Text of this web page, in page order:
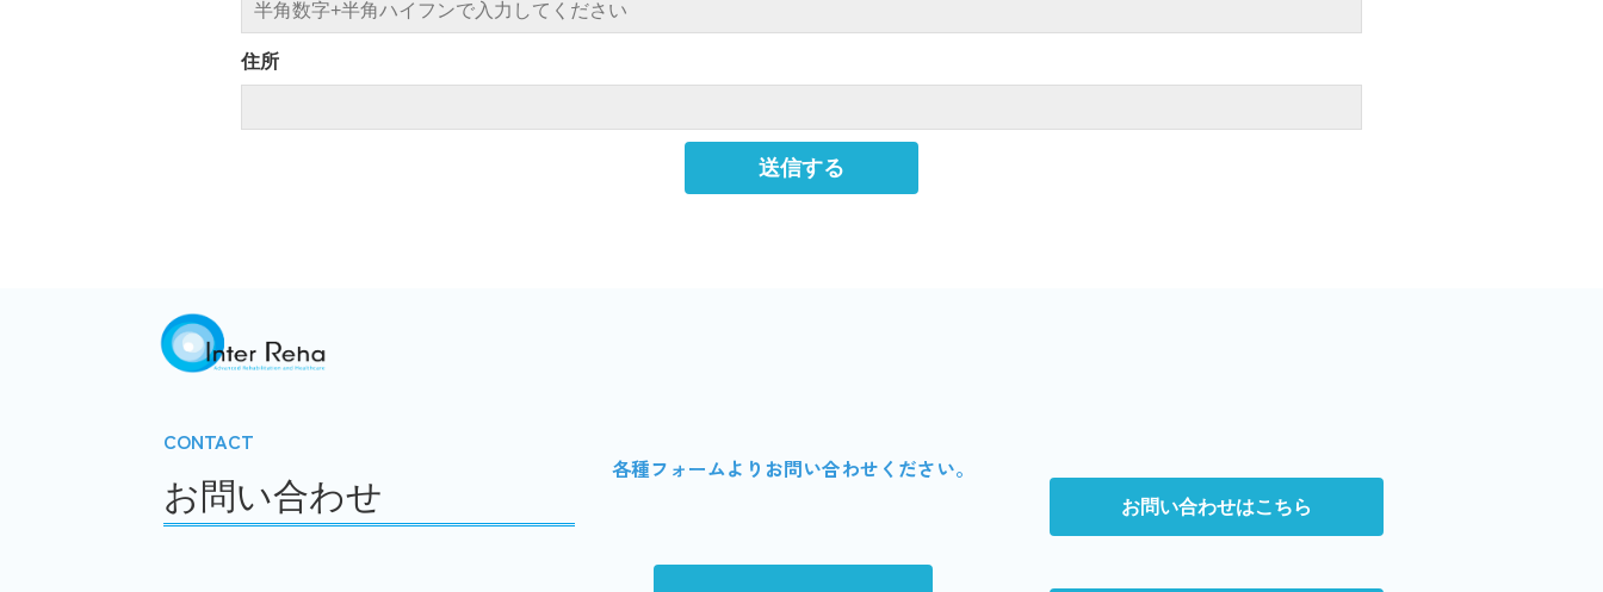
住所
CONTACT
お問い合わせ
各種フォームよりお問い合わせください。
お問い合わせはこちら